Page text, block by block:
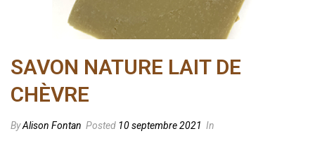
SAVON NATURE LAIT DE
CHÈVRE
ByAlison Fontan Posted 10 septembre 2021 In